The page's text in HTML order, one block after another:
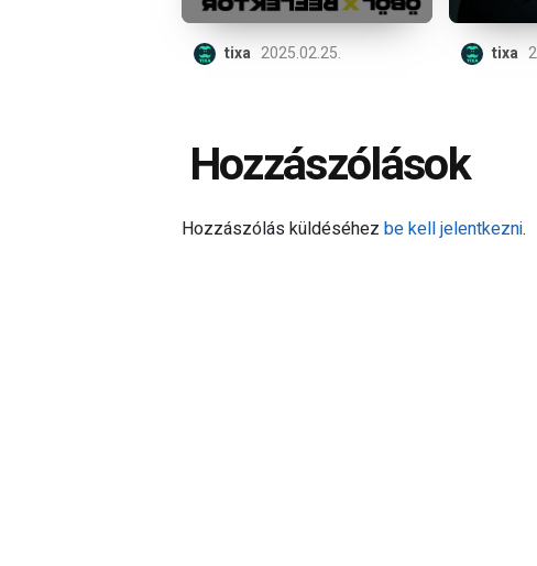
tixa 2025.02.25. tixa
Hozzászólások
Hozzászólás küldéséhez be kell jelentkezni.